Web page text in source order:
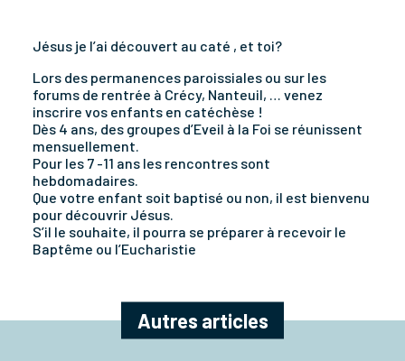
Jésus je l’ai découvert au caté , et toi?
Lors des permanences paroissiales ou sur les
forums de rentrée à Crécy, Nanteuil, … venez
inscrire vos enfants en catéchèse !
Dès 4 ans, des groupes d’Eveil à la Foi se réunissent
mensuellement.
Pour les 7 -11 ans les rencontres sont
hebdomadaires.
Que votre enfant soit baptisé ou non, il est bienvenu
pour découvrir Jésus.
S’il le souhaite, il pourra se préparer à recevoir le
Baptême ou l’Eucharistie
Autres articles